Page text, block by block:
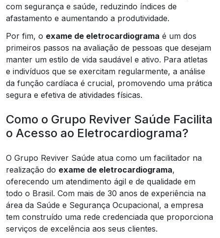
com segurança e saúde, reduzindo índices de
afastamento e aumentando a produtividade.
Por fim, o exame de eletrocardiograma é um dos
primeiros passos na avaliação de pessoas que desejam
manter um estilo de vida saudável e ativo. Para atletas
e indivíduos que se exercitam regularmente, a análise
da função cardíaca é crucial, promovendo uma prática
segura e efetiva de atividades físicas.
Como o Grupo Reviver Saúde Facilita
o Acesso ao Eletrocardiograma?
O Grupo Reviver Saúde atua como um facilitador na
realização do exame de eletrocardiograma,
oferecendo um atendimento ágil e de qualidade em
todo o Brasil. Com mais de 30 anos de experiência na
área da Saúde e Segurança Ocupacional, a empresa
tem construído uma rede credenciada que proporciona
serviços de excelência aos seus clientes.